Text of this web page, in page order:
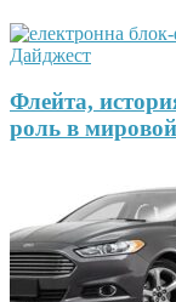
Дайджест
Флейта,
роль в